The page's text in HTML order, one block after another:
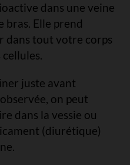
dans une veine
bras. Elle prend
dans tout votre corps
juste avant
on peut
dans la vessie ou
(diurétique)